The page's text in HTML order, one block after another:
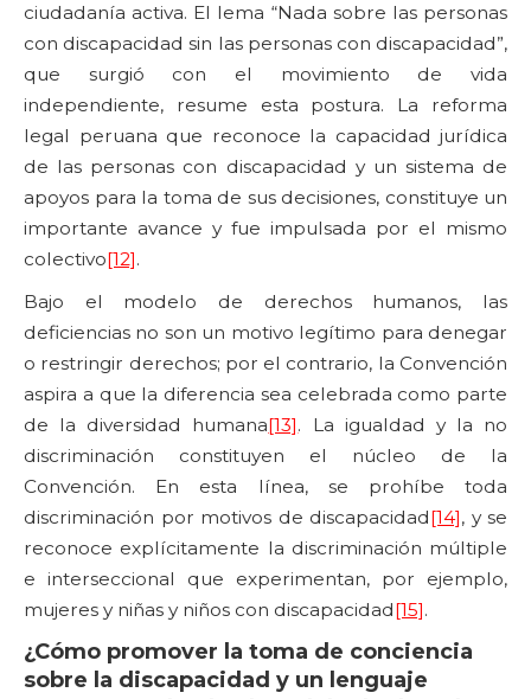
ciudadanía activa. El lema “Nada sobre las personas
con discapacidad sin las personas con discapacidad”,
que surgió con el movimiento de vida
independiente, resume esta postura. La reforma
legal peruana que reconoce la capacidad jurídica
de las personas con discapacidad y un sistema de
apoyos para la toma de sus decisiones, constituye un
importante avance y fue impulsada por el mismo
colectivo[12].
Bajo el modelo de derechos humanos, las
deficiencias no son un motivo legítimo para denegar
o restringir derechos; por el contrario, la Convención
aspira a que la diferencia sea celebrada como parte
de la diversidad humana[13]. La igualdad y la no
discriminación constituyen el núcleo de la
Convención. En esta línea, se prohíbe toda
discriminación por motivos de discapacidad[14], y se
reconoce explícitamente la discriminación múltiple
e interseccional que experimentan, por ejemplo,
mujeres y niñas y niños con discapacidad[15].
¿Cómo promover la toma de conciencia
sobre la discapacidad y un lenguaje